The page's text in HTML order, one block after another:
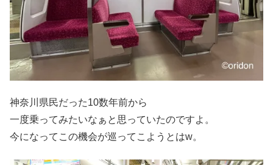
神奈川県民だった10数年前から
一度乗ってみたいなぁと思っていたのですよ。
今になってこの機会が巡ってこようとはw。